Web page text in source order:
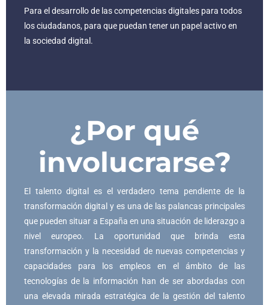
Para el desarrollo de las competencias digitales para todos
los ciudadanos, para que puedan tener un papel activo en
la sociedad digital.
¿Por qué
involucrarse?
El talento digital es el verdadero tema pendiente de la
transformación digital y es una de las palancas principales
que pueden situar a España en una situación de liderazgo a
nivel europeo. La oportunidad que brinda esta
transformación y la necesidad de nuevas competencias y
capacidades para los empleos en el ámbito de las
tecnologías de la información han de ser abordadas con
una elevada mirada estratégica de la gestión del talento